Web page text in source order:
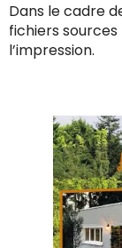
Dans le cadre
fichiers
l’impression.